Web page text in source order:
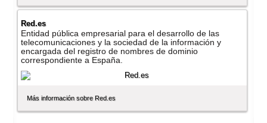
Red.es
Entidad pública empresarial para el desarrollo de las
telecomunicaciones y la sociedad de la información y
encargada del registro de nombres de dominio
correspondiente a España.
Más información sobre Red.es